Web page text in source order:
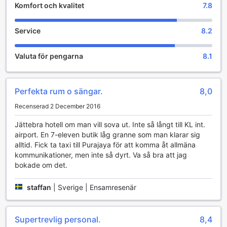
D Boutique Hotel i Kuala Lumpur erbjuder en inbjudande
för att njuta av varandras sällskap. Denna mysiga TV-area
är perfekt för att koppla av efter en lång dag av
sightseeing eller affärsmöten. Med bekväma sittplatser och
en stor platt-TV kan du se på dina favoritprogram eller
idealisk plats för att träffa nya vänner eller umgås med
familjen.
Loungen är inte bara en plats för avkoppling, utan också
en social hub där aktiviteter och evenemang kan hållas.
Från filmkvällar till spelturneringar, D Boutique Hotel gör sitt
bästa för att skapa en livlig och engagerande miljö för sina
gäster. Oavsett om du vill njuta av en lugn kväll med en film
eller delta i roliga aktiviteter, erbjuder hotellets
underhållningsfaciliteter något för alla.
Bekvämlighetsfaciliteter på D Boutique Hotel
D Boutique Hotel i Kuala Lumpur erbjuder en rad
bekvämlighetsfaciliteter som säkerställer en avkopplande
och problemfri vistelse för sina gäster. För att skydda dina
Komfort och kvalitet 7.8
Service 8.2
Valuta för pengarna 8.1
Perfekta rum o sängar. 8,0
Recenserad 2 December 2016
Jättebra hotell om man vill sova ut. Inte så långt till KL int.
airport. En 7-eleven butik låg granne som man klarar sig
alltid. Fick ta taxi till Purajaya för att komma åt allmäna
kommunikationer, men inte så dyrt. Va så bra att jag
bokade om det.
staffan Sverige | Ensamresenär
Supertrevlig personal. 8,4